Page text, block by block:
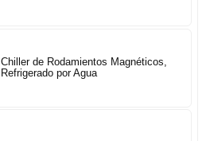
Chiller de Rodamientos Magnéticos,
Refrigerado por Agua